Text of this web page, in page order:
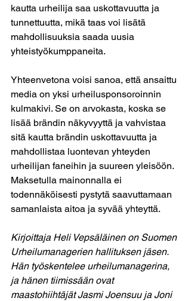
kautta urheilija saa uskottavuutta ja
tunnettuutta, mikä taas voi lisätä
mahdollisuuksia saada uusia
yhteistyökumppaneita.
Yhteenvetona voisi sanoa, että ansaittu
media on yksi urheilusponsoroinnin
kulmakivi. Se on arvokasta, koska se
lisää brändin näkyvyyttä ja vahvistaa
sitä kautta brändin uskottavuutta ja
mahdollistaa luontevan yhteyden
urheilijan faneihin ja suureen yleisöön.
Maksetulla mainonnalla ei
todennäköisesti pystytä saavuttamaan
samanlaista aitoa ja syvää yhteyttä.
Kirjoittaja Heli Vepsäläinen on Suomen
Urheilumanagerien hallituksen jäsen.
Hän työskentelee urheilumanagerina,
ja hänen tiimissään ovat
maastohiihtäjät Jasmi Joensuu ja Joni